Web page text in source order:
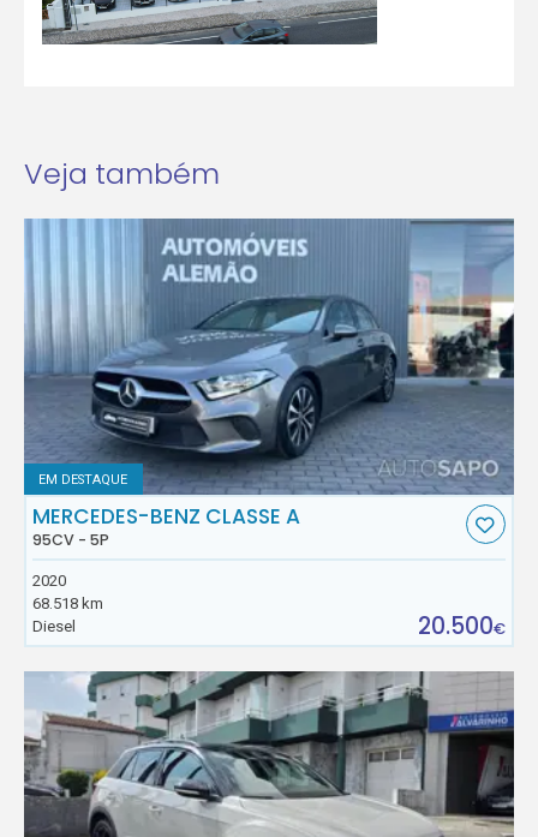
Veja também
EM DESTAQUE
MERCEDES-BENZ CLASSE A
95CV - 5P
2020
68.518 km
Diesel
20.500€